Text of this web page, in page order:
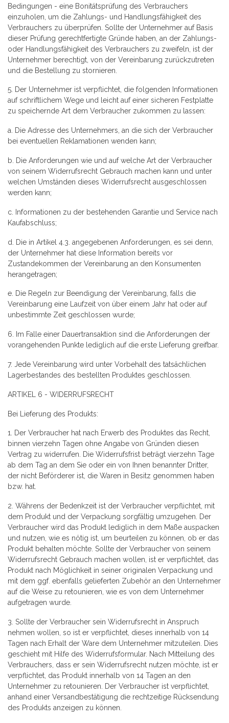
Bedingungen - eine Bonitätsprüfung des Verbrauchers
einzuholen, um die Zahlungs- und Handlungsfähigkeit des
Verbrauchers zu überprüfen. Sollte der Unternehmer auf Basis
dieser Prüfung gerechtfertigte Gründe haben, an der Zahlungs-
oder Handlungsfähigkeit des Verbrauchers zu zweifeln, ist der
Unternehmer berechtigt, von der Vereinbarung zurückzutreten
und die Bestellung zu stornieren.
5. Der Unternehmer ist verpflichtet, die folgenden Informationen
auf schriftlichem Wege und leicht auf einer sicheren Festplatte
zu speichernde Art dem Verbraucher zukommen zu lassen:
a. Die Adresse des Unternehmers, an die sich der Verbraucher
bei eventuellen Reklamationen wenden kann;
b. Die Anforderungen wie und auf welche Art der Verbraucher
von seinem Widerrufsrecht Gebrauch machen kann und unter
welchen Umständen dieses Widerrufsrecht ausgeschlossen
werden kann;
c. Informationen zu der bestehenden Garantie und Service nach
Kaufabschluss;
d. Die in Artikel 4.3. angegebenen Anforderungen, es sei denn,
der Unternehmer hat diese Information bereits vor
Zustandekommen der Vereinbarung an den Konsumenten
herangetragen;
e. Die Regeln zur Beendigung der Vereinbarung, falls die
Vereinbarung eine Laufzeit von über einem Jahr hat oder auf
unbestimmte Zeit geschlossen wurde;
6. Im Falle einer Dauertransaktion sind die Anforderungen der
vorangehenden Punkte lediglich auf die erste Lieferung greifbar.
7. Jede Vereinbarung wird unter Vorbehalt des tatsächlichen
Lagerbestandes des bestellten Produktes geschlossen.
ARTIKEL 6 - WIDERRUFSRECHT
Bei Lieferung des Produkts:
1. Der Verbraucher hat nach Erwerb des Produktes das Recht,
binnen vierzehn Tagen ohne Angabe von Gründen diesen
Vertrag zu widerrufen. Die Widerrufsfrist beträgt vierzehn Tage
ab dem Tag an dem Sie oder ein von Ihnen benannter Dritter,
der nicht Beförderer ist, die Waren in Besitz genommen haben
bzw. hat.
2. Währens der Bedenkzeit ist der Verbraucher verpflichtet, mit
dem Produkt und der Verpackung sorgfältig umzugehen. Der
Verbraucher wird das Produkt lediglich in dem Maße auspacken
und nutzen, wie es nötig ist, um beurteilen zu können, ob er das
Produkt behalten möchte. Sollte der Verbraucher von seinem
Widerrufsrecht Gebrauch machen wollen, ist er verpflichtet, das
Produkt nach Möglichkeit in seiner originalen Verpackung und
mit dem ggf. ebenfalls gelieferten Zubehör an den Unternehmer
auf die Weise zu retounieren, wie es von dem Unternehmer
aufgetragen wurde.
3. Sollte der Verbraucher sein Widerrufsrecht in Anspruch
nehmen wollen, so ist er verpflichtet, dieses innerhalb von 14
Tagen nach Erhalt der Ware dem Unternehmer mitzuteilen. Dies
geschieht mit Hilfe des Widerrufsformular. Nach Mitteilung des
Verbrauchers, dass er sein Widerrufsrecht nutzen möchte, ist er
verpflichtet, das Produkt innerhalb von 14 Tagen an den
Unternehmer zu retounieren. Der Verbraucher ist verpflichtet,
anhand einer Versandbestätigung die rechtzeitige Rücksendung
des Produkts anzeigen zu können.